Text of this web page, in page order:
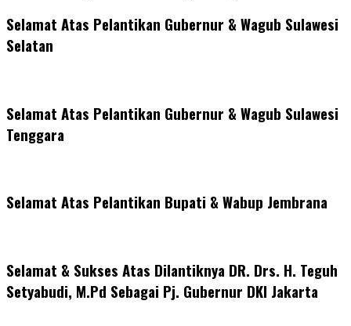
Selamat Atas Pelantikan Gubernur & Wagub Sulawesi
Selatan
Selamat Atas Pelantikan Gubernur & Wagub Sulawesi
Tenggara
Selamat Atas Pelantikan Bupati & Wabup Jembrana
Selamat & Sukses Atas Dilantiknya DR. Drs. H. Teguh
Setyabudi, M.Pd Sebagai Pj. Gubernur DKI Jakarta